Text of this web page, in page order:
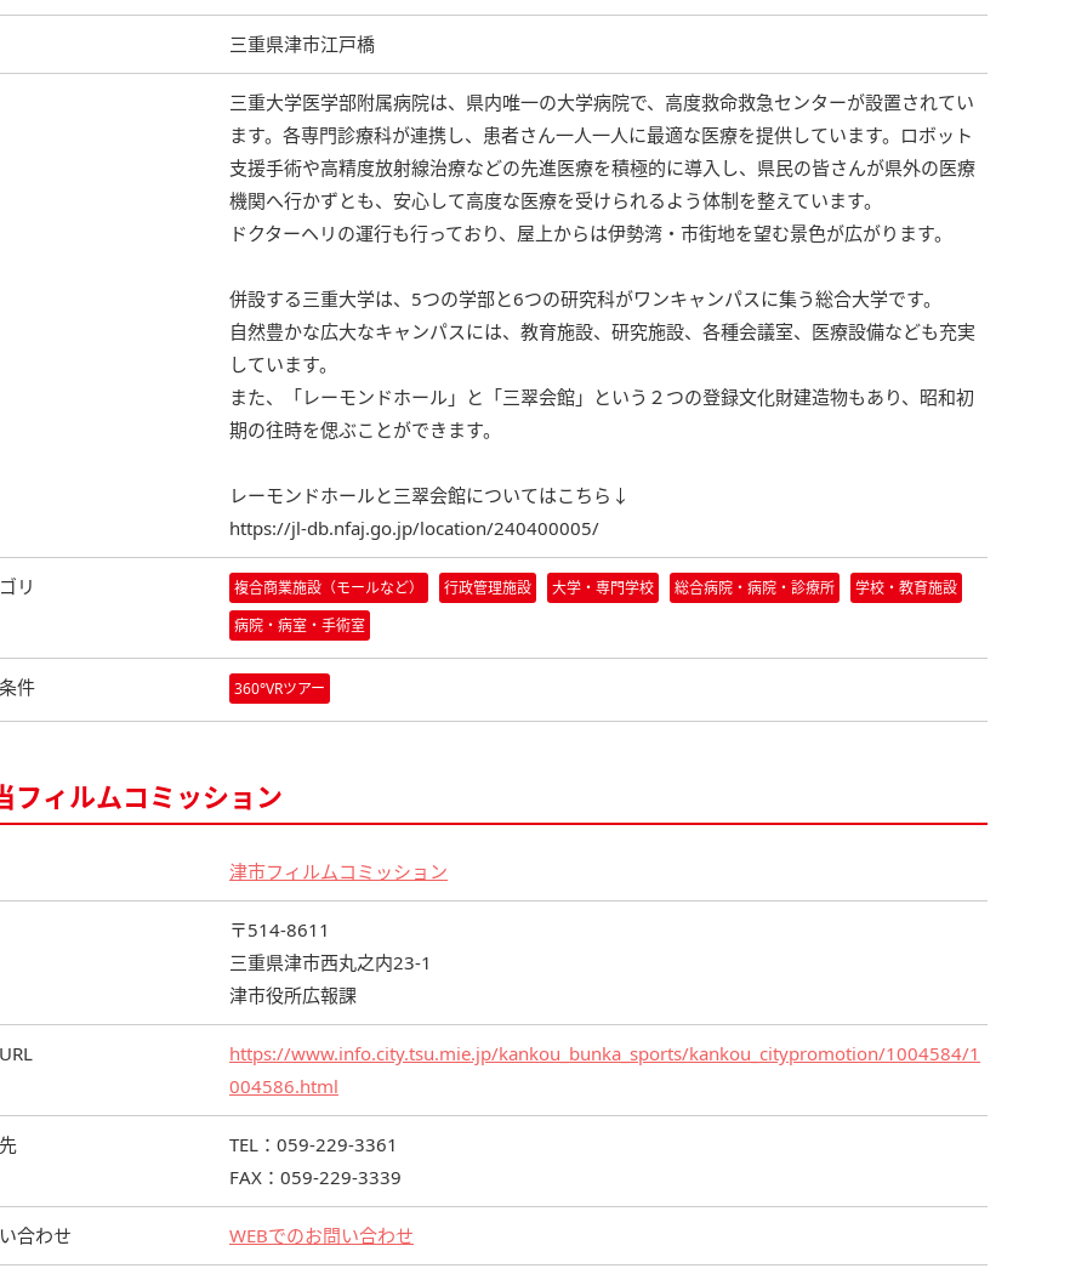
三重県津市江戸橋
三重大学医学部附属病院は、県内唯一の大学病院で、高度救命救急センターが設置されてい
ます。各専門診療科が連携し、患者さん一人一人に最適な医療を提供しています。ロボット
支援手術や高精度放射線治療などの先進医療を積極的に導入し、県民の皆さんが県外の医療
機関へ行かずとも、安心して高度な医療を受けられるよう体制を整えています。
ドクターヘリの運行も行っており、屋上からは伊勢湾・市街地を望む景色が広がります。
併設する三重大学は、5つの学部と6つの研究科がワンキャンパスに集う総合大学です。
自然豊かな広大なキャンパスには、教育施設、研究施設、各種会議室、医療設備なども充実
しています。
また、「レーモンドホール」と「三翠会館」という２つの登録文化財建造物もあり、昭和初
期の往時を偲ぶことができます。
レーモンドホールと三翠会館についてはこちら↓
https://jl-db.nfaj.go.jp/location/240400005/
リ 複合商業施設（モールなど） 行政管理施設 大学・専門学校 総合病院・病院・診療所
学校・教育施設
病院・病室・手術室
件 360°VRツアー
フィルムコミッション
津市フィルムコミッション
〒514-8611
三重県津市西丸之内23-1
津市役所広報課
https://www.info.city.tsu.mie.jp/kankou_bunka_sports/kankou_citypromotion/1004584/1
004586.html
TEL：059-229-3361
FAX：059-229-3339
合わせ WEBでのお問い合わせ